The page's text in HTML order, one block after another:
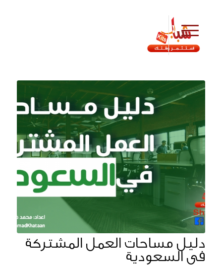
دليل مساحات العمل المشتركة
في السعودية